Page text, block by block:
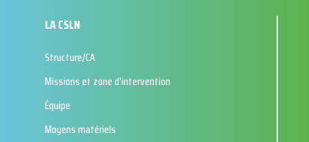
LA CSLN
Structure/CA
Missions et zone d’intervention
Équipe
Moyens matériels